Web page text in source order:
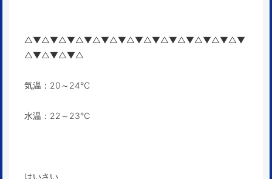
△▼△▼△▼△▼△▼△▼△▼△▼△▼△▼△▼△▼△▼
△▼△▼△▼△
気温：20～24℃
水温：22～23℃
はいさい